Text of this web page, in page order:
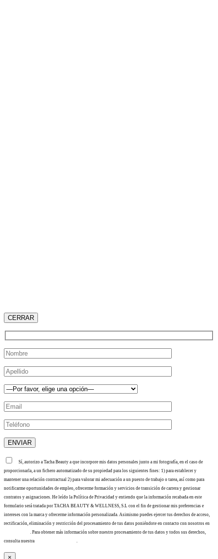
CERRAR
Sí, autorizo a Tacha Beauty a que incorpore mis datos personales junto a mi fotografía, en el caso de
proporcionarla, a un fichero automatizado de su propiedad para los siguientes fines: 1) para establecer y
mantener una relación contractual 2) para valorar mi adecuación a un puesto de trabajo o tarea, así como para
notificarme oportunidades de empleo, ofrecerme formación y servicios de transición de carrera y gestionar
contratos y asignaciones. He leído la Política de Privacidad y entiendo que la información recabada en este
formulario será tratada por TACHA BEAUTY & WELLNESS, S.L con el fin de gestionar mis preferencias e
intereses con la marca y ofrecerme información personalizada. Asimismo puedes ejercer tus derechos de acceso,
rectificación, eliminación y restricción del procesamiento de tus datos poniéndote en contacto con nosotros en
. Para obtener más información sobre nuestro procesamiento de tus datos y todos sus derechos,
consulta nuestra
×